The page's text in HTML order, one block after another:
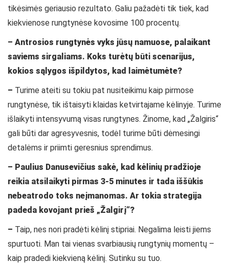
tikėsimės geriausio rezultato. Galiu pažadėti tik tiek, kad
kiekvienose rungtynėse kovosime 100 procentų.
– Antrosios rungtynės vyks jūsų namuose, palaikant
saviems sirgaliams. Koks turėtų būti scenarijus,
kokios sąlygos išpildytos, kad laimėtumėte?
– Turime ateiti su tokiu pat nusiteikimu kaip pirmose
rungtynėse, tik ištaisyti klaidas ketvirtajame kėlinyje. Turime
išlaikyti intensyvumą visas rungtynes. Žinome, kad „Žalgiris“
gali būti dar agresyvesnis, todėl turime būti dėmesingi
detalėms ir priimti geresnius sprendimus.
– Paulius Danusevičius sakė, kad kėlinių pradžioje
reikia atsilaikyti pirmas 3-5 minutes ir tada iššūkis
nebeatrodo toks neįmanomas. Ar tokia strategija
padeda kovojant prieš „Žalgirį“?
– Taip, nes nori pradėti kėlinį stipriai. Negalima leisti jiems
spurtuoti. Man tai vienas svarbiausių rungtynių momentų –
kaip pradedi kiekvieną kėlinį. Sutinku su tuo.